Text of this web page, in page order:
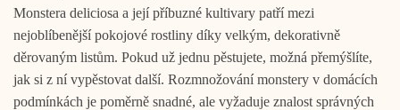
Monstera deliciosa a její příbuzné kultivary patří mezi
nejoblíbenější pokojové rostliny díky velkým, dekorativně
děrovaným listům. Pokud už jednu pěstujete, možná přemýšlíte,
jak si z ní vypěstovat další. Rozmnožování monstery v domácích
podmínkách je poměrně snadné, ale vyžaduje znalost správných